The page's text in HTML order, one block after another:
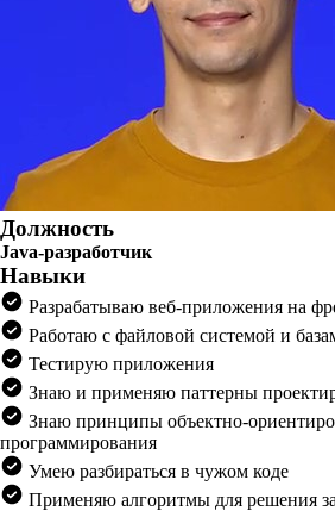
Должность
Java-разработчик
Навыки
Разрабатываю веб-приложения на
Работаю с файловой системой и
Тестирую приложения
Знаю и применяю паттерны
Знаю принципы объектно-
программирования
Умею разбираться в чужом коде
Применяю алгоритмы для решения